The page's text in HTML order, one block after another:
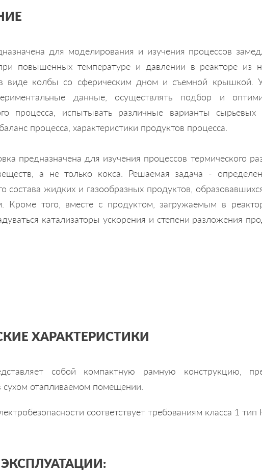
для моделирования и изучения процессов
повышенных температуре и давлении в реакторе из
виде колбы со сферическим дном и съемной крышкой.
данные, осуществлять подбор и
процесса, испытывать различные варианты сырьевых
процесса, характеристики продуктов процесса.
предназначена для изучения процессов термического
а не только кокса. Решаемая задача -
состава жидких и газообразных продуктов,
Кроме того, вместе с продуктом, загружаемым в
катализаторы ускорения и степени разложения
ХАРАКТЕРИСТИКИ
собой компактную рамную конструкцию,
сухом отапливаемом помещении.
соответствует требованиям класса 1 тип